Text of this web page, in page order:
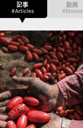
記事
#Articles
動画
#Movies